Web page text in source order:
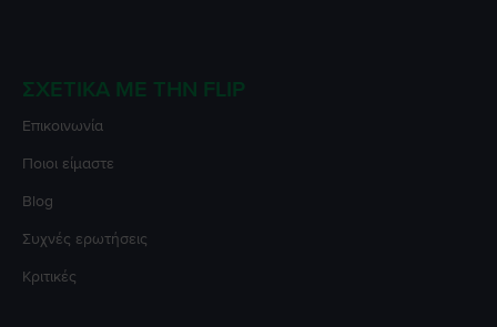
ΣΧΕΤΙΚΆ ΜΕ ΤΗΝ FLIP
Επικοινωνία
Ποιοι είμαστε
Blog
Συχνές ερωτήσεις
Κριτικές